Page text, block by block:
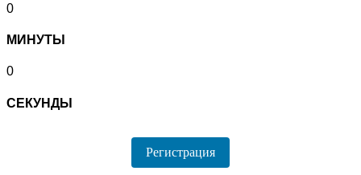
0
МИНУТЫ
0
СЕКУНДЫ
Регистрация